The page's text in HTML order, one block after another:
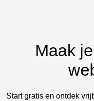
Maak
Start gratis en ontdek